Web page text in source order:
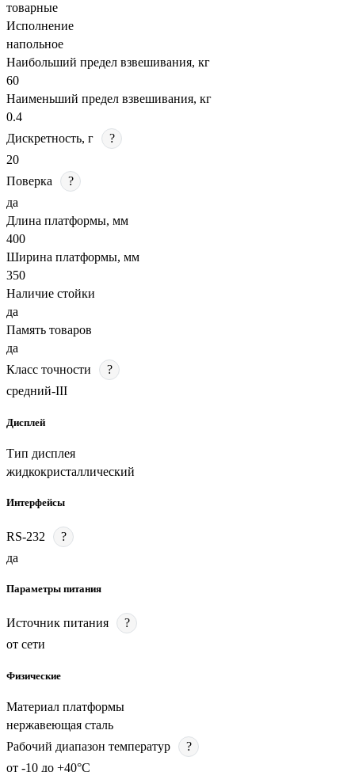
товарные
Исполнение
напольное
Наибольший предел взвешивания, кг
60
Наименьший предел взвешивания, кг
0.4
Дискретность, г
?
20
Поверка
?
да
Длина платформы, мм
400
Ширина платформы, мм
350
Наличие стойки
да
Память товаров
да
Класс точности
?
средний-III
Дисплей
Тип дисплея
жидкокристаллический
Интерфейсы
RS-232
?
да
Параметры питания
Источник питания
?
от сети
Физические
Материал платформы
нержавеющая сталь
Рабочий диапазон температур
?
от -10 до +40°C